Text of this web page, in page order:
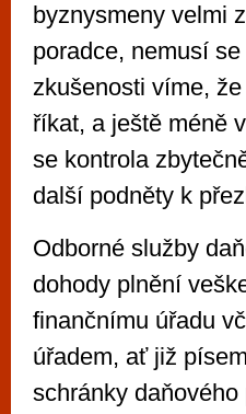
byznysmeny velmi
poradce, nemusí
zkušenosti víme,
říkat, a ještě méně
se kontrola
další podněty k
Odborné služby
dohody plnění
finančnímu úřadu
úřadem, ať již
schránky